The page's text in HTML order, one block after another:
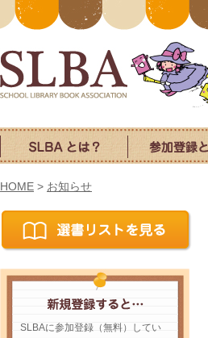
HOME > お知らせ
SLBAに参加登録（無料）してい